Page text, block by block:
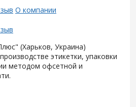
О компании
(Харьков, Украина)
этикетки, упаковки
методом офсетной и